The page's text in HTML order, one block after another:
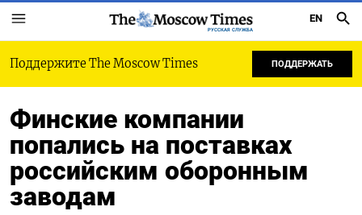
РУССКАЯ СЛУЖБА
EN
Поддержите The Moscow Times ПОДДЕРЖАТЬ
Финские компании
попались на поставках
российским оборонным
заводам